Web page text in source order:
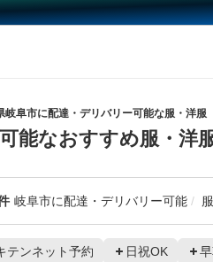
岐阜市に配達・デリバリー可能な服・洋服
能なおすすめ服・洋
岐阜市に配達・デリバリー可能
テンネット予約 日祝OK